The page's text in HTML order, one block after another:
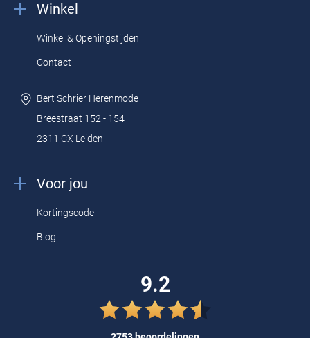
Winkel
Winkel & Openingstijden
Contact
Bert Schrier Herenmode
Breestraat 152 - 154
2311 CX Leiden
Voor jou
Kortingscode
Blog
9.2